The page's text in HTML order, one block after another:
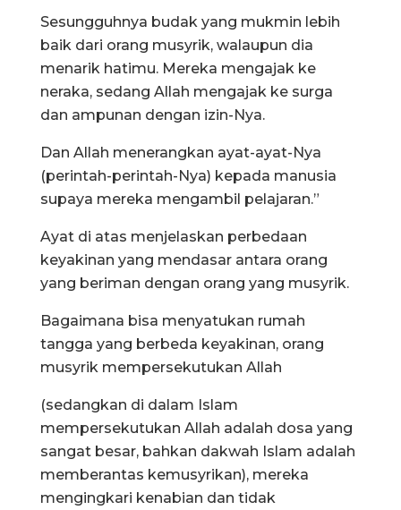
Sesungguhnya budak yang mukmin lebih
baik dari orang musyrik, walaupun dia
menarik hatimu. Mereka mengajak ke
neraka, sedang Allah mengajak ke surga
dan ampunan dengan izin-Nya.
Dan Allah menerangkan ayat-ayat-Nya
(perintah-perintah-Nya) kepada manusia
supaya mereka mengambil pelajaran.”
Ayat di atas menjelaskan perbedaan
keyakinan yang mendasar antara orang
yang beriman dengan orang yang musyrik.
Bagaimana bisa menyatukan rumah
tangga yang berbeda keyakinan, orang
musyrik mempersekutukan Allah
(sedangkan di dalam Islam
mempersekutukan Allah adalah dosa yang
sangat besar, bahkan dakwah Islam adalah
memberantas kemusyrikan), mereka
mengingkari kenabian dan tidak